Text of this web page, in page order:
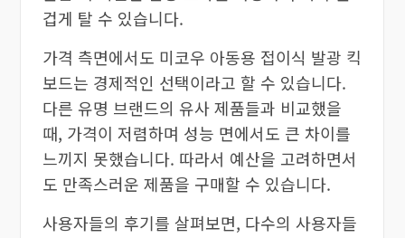
겁게 탈 수 있습니다.
가격 측면에서도 미코우 아동용 접이식 발광 킥
보드는 경제적인 선택이라고 할 수 있습니다.
다른 유명 브랜드의 유사 제품들과 비교했을
때, 가격이 저렴하며 성능 면에서도 큰 차이를
느끼지 못했습니다. 따라서 예산을 고려하면서
도 만족스러운 제품을 구매할 수 있습니다.
사용자들의 후기를 살펴보면, 다수의 사용자들